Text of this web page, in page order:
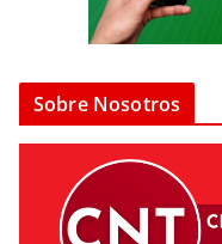
Sobre Nosotros